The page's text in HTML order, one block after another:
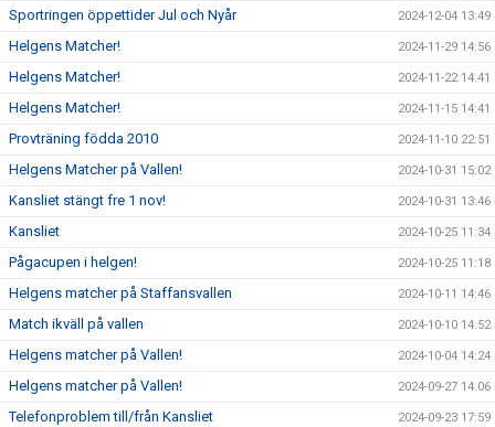
Sportringen öppettider Jul och Nyår 2024-12-04 13:49
Helgens Matcher! 2024-11-29 14:56
Helgens Matcher! 2024-11-22 14:41
Helgens Matcher! 2024-11-15 14:41
Provträning födda 2010 2024-11-10 22:51
Helgens Matcher på Vallen! 2024-10-31 15:02
Kansliet stängt fre 1 nov! 2024-10-31 13:46
Kansliet 2024-10-25 11:34
Pågacupen i helgen! 2024-10-25 11:18
Helgens matcher på Staffansvallen 2024-10-11 14:46
Match ikväll på vallen 2024-10-10 14:52
Helgens matcher på Vallen! 2024-10-04 14:24
Helgens matcher på Vallen! 2024-09-27 14:06
Telefonproblem till/från Kansliet 2024-09-23 17:59